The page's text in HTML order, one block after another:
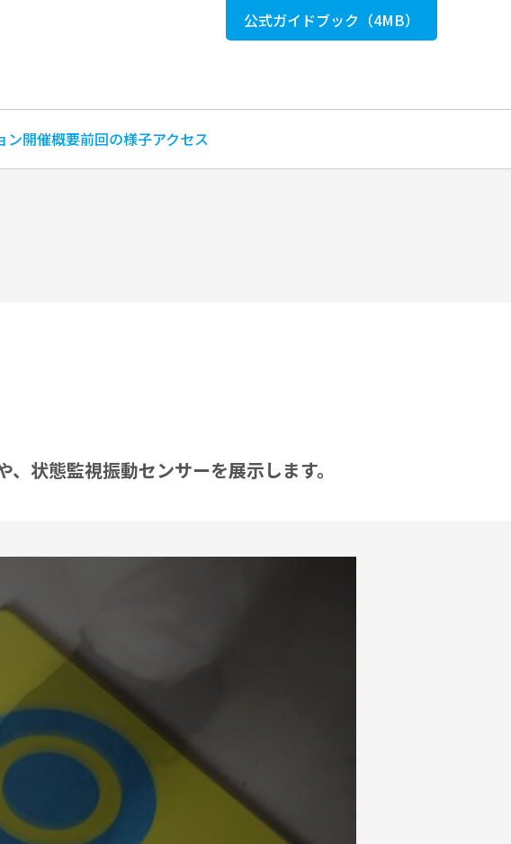
公式ガイドブック（4MB）
ン開催概要前回の様子アクセス
状態監視振動センサーを展示します。